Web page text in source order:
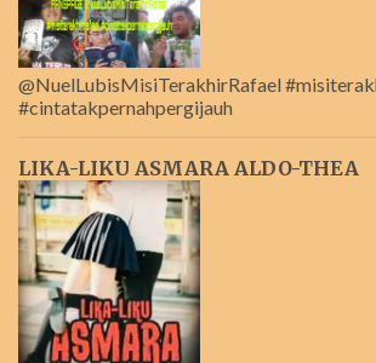
@NuelLubisMisiTerakhirRafael
#cintatakpernahpergijauh
LIKA-LIKU ASMARA ALDO-THEA